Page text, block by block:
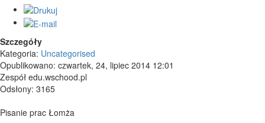
Szczegóły
Kategoria: Uncategorised
Opublikowano: czwartek, 24, lipiec 2014 12:01
Zespół edu.wschood.pl
Odsłony: 3165
Pisanie prac Łomża